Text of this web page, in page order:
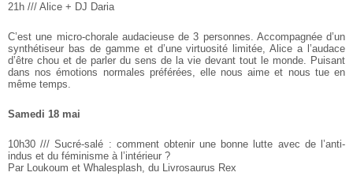
21h /// Alice + DJ Daria
C’est une micro-chorale audacieuse de 3 personnes. Accompagnée d’un
synthétiseur bas de gamme et d’une virtuosité limitée, Alice al’audace
d’être chou et de parler du sens de la vie devant tout le monde. Puisant
dans nos émotions normales préférées, elle nous aime et nous tue en
même temps.
Samedi 18 mai
10h30 /// Sucré-salé : comment obtenir une bonne lutte avec de l’anti-
indus et du féminisme à l’intérieur ?
Par Loukoum et Whalesplash, du Livrosaurus Rex